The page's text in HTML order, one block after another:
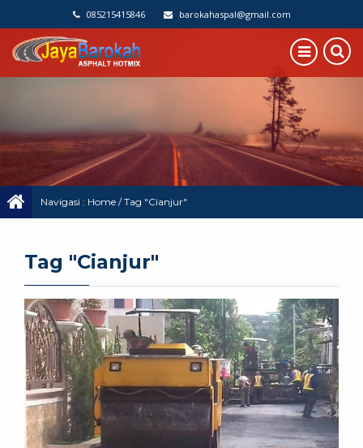
085215415846 barokahaspal@gmail.com
Navigasi : Home /Tag "Cianjur"
Tag "Cianjur"